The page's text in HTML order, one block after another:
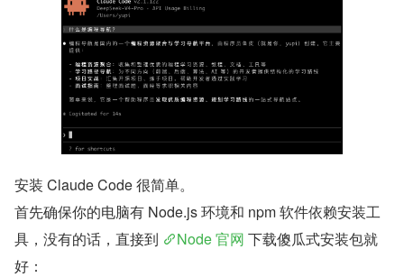
安装 Claude Code 很简单。
首先确保你的电脑有 Node.js 环境和 npm 软件依赖安装工
具，没有的话，直接到
Node 官网 下载傻瓜式安装包就
好：